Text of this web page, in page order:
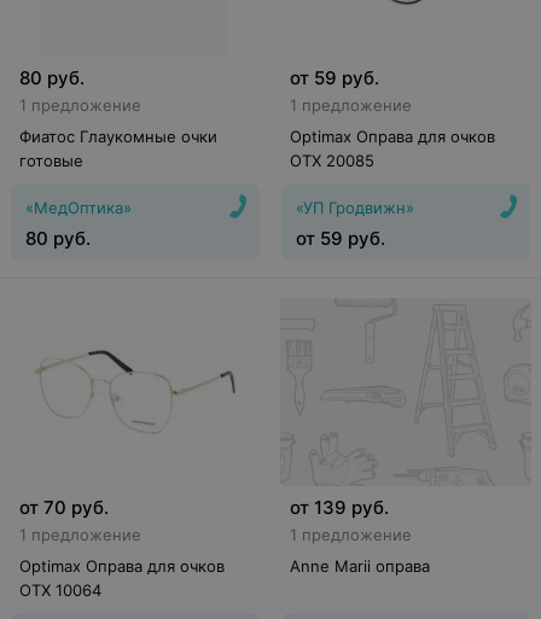
80 руб.
1 предложение
Фиатос Глаукомные очки
готовые
«МедОптика»
80 руб.
от 59 руб.
1 предложение
Optimax Оправа для очков
OTX 20085
«УП Гродвижн»
от 59 руб.
от 70 руб.
1 предложение
Optimax Оправа для очков
OTX 10064
от 139 руб.
1 предложение
Anne Marii оправа